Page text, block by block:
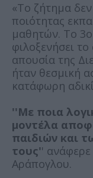
«Το ζήτημα δεν
ποιότητας
μαθητών. Το 3ο
φιλοξενήσει
απουσία της
ήταν θεσμική
κατάφωρη
''Με ποια
μοντέλα
παιδιών και
τους'' ανάφερε
Αράπογλου.